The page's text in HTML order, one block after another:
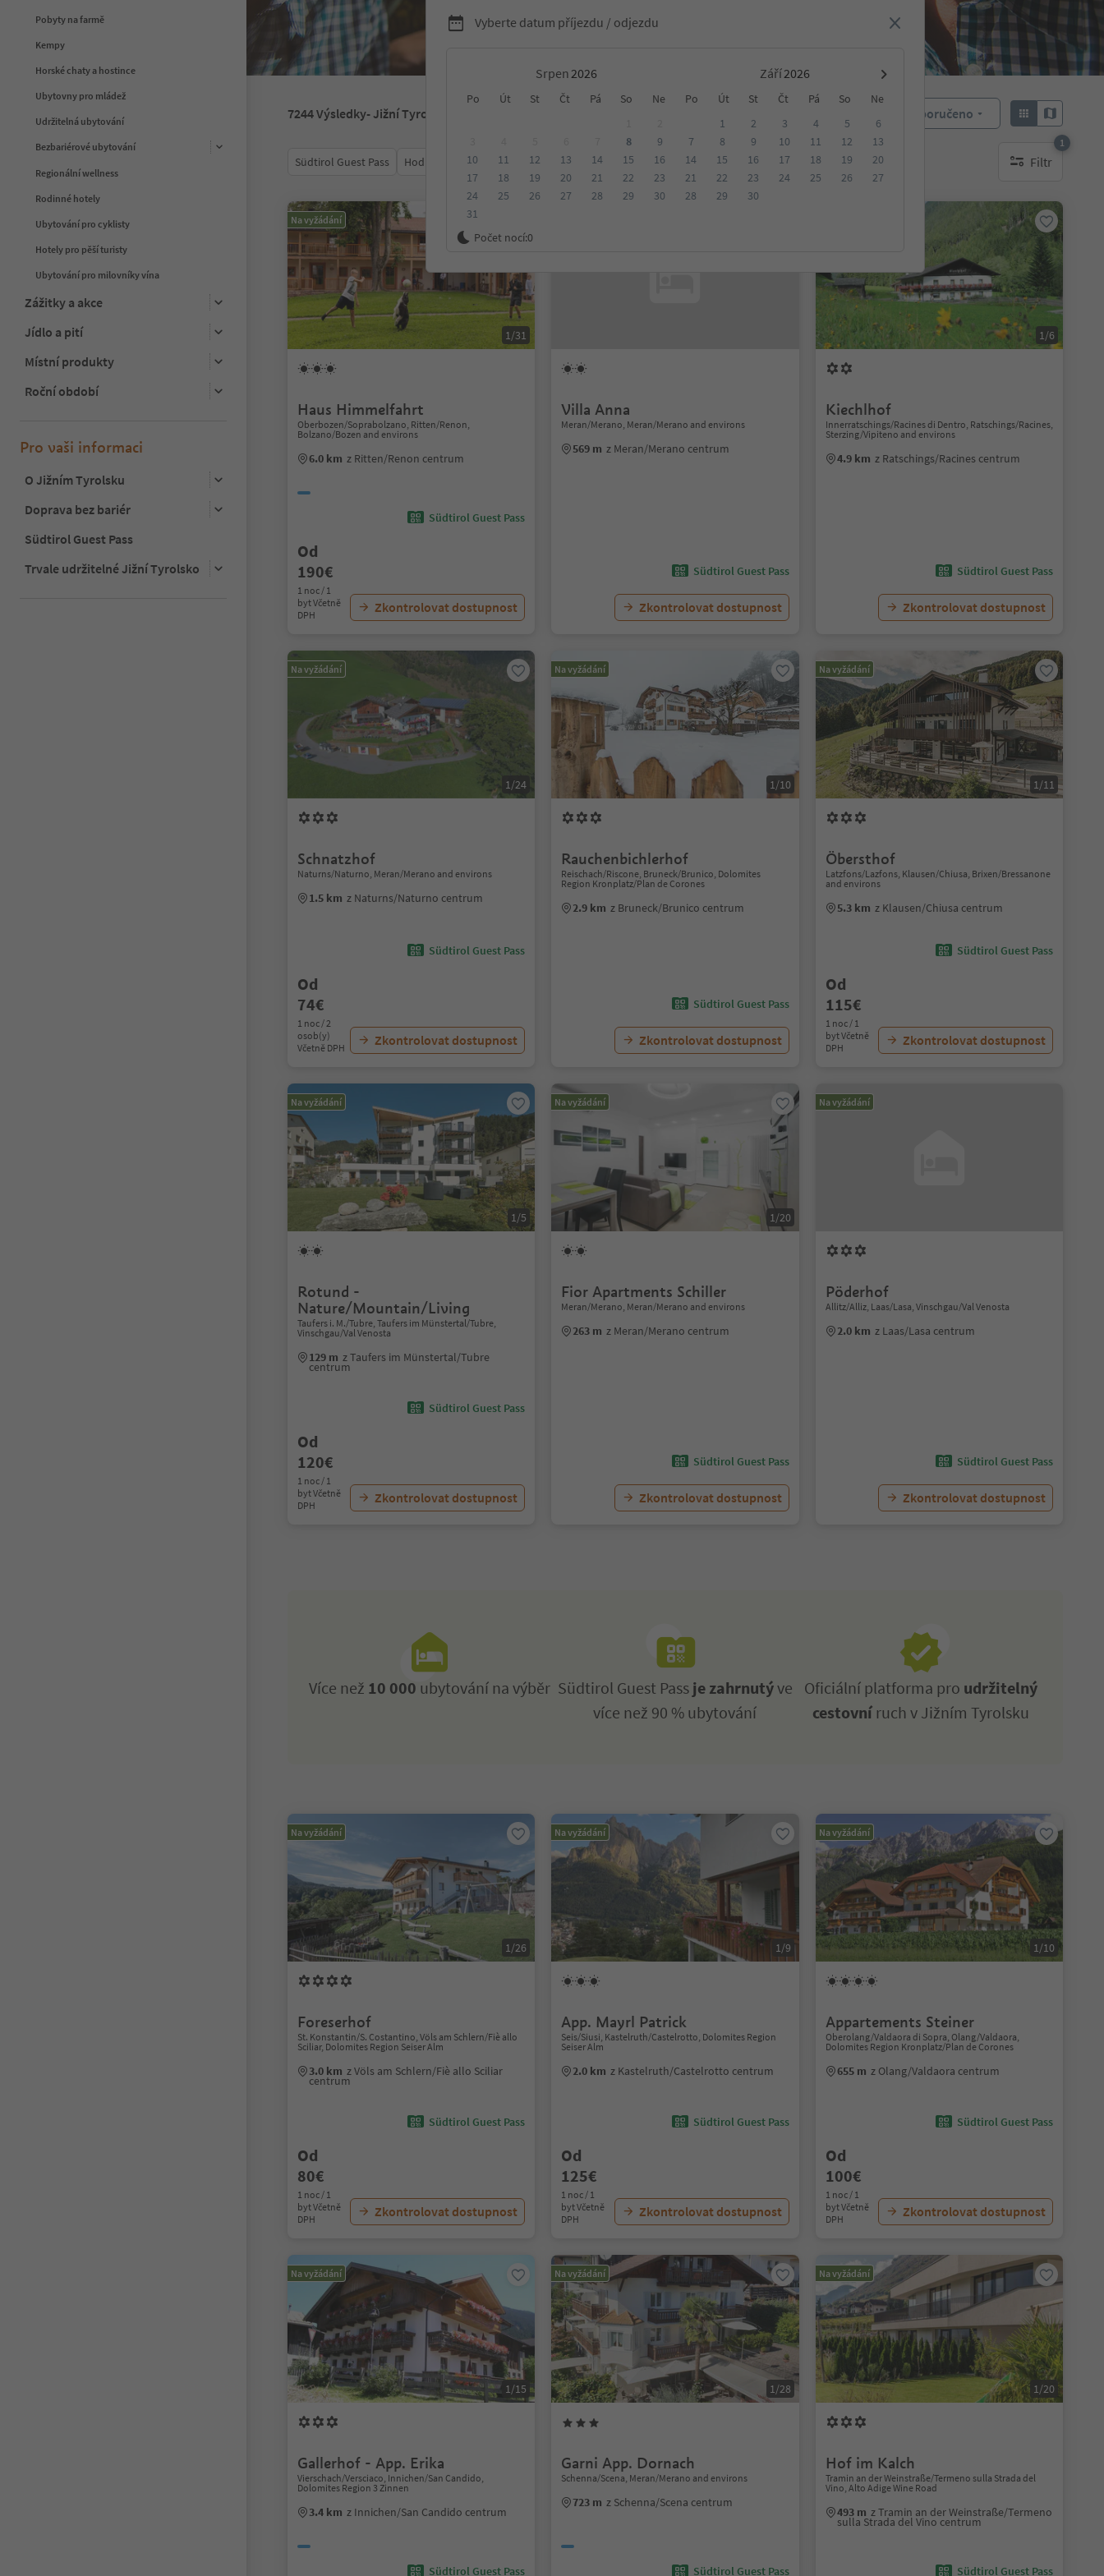
Pobyty na farmě
Kempy
Horské chaty a hostince
Ubytovny pro mládež
Udržitelná ubytování
Bezbariérové ubytování
Regionální wellness
Rodinné hotely
Ubytování pro cyklisty
Hotely pro pěší turisty
Ubytování pro milovníky vína
Zážitky a akce
Jídlo a pití
Místní produkty
Roční období
Pro vaši informaci
O Jižním Tyrolsku
Doprava bez bariér
Südtirol Guest Pass
Trvale udržitelné Jižní Tyrolsko
Vyberte datum příjezdu / odjezdu
Srpen Září
Po Út St Čt Pá So Ne Po Út St Čt Pá So
Ne
8
9
10
11 12 13 14 15
16
17
18 19 20 21 22
23
24
25 26 27 28 29
30
31
1 2 3 4 5
6
7
8 9 10 11 12
13
14
15 16 17 18 19
20
21
22 23 24 25 26
27
28
29 30
Počet nocí:0
7244Výsledky- Jižní Tyrolsko Doporučeno
Südtirol Guest Pass Hodnocení Kategorie Zpracovává Udržitelné ubytování Filtr
1
1 aktywny filtr
Na vyžádání
1/31
Haus Himmelfahrt
Oberbozen/Soprabolzano, Ritten/Renon,
Bolzano/Bozen and environs
6.0 km z Ritten/Renon centrum
Südtirol Guest Pass
Od
190€
1 noc / 1
byt Včetně
DPH
Zkontrolovat dostupnost
Villa Anna
Meran/Merano, Meran/Merano and environs
569 m z Meran/Merano centrum
Südtirol Guest Pass
Zkontrolovat dostupnost
1/6
Kiechlhof
Innerratschings/Racines di Dentro, Ratschings/Racines,
Sterzing/Vipiteno and environs
4.9 km z Ratschings/Racines centrum
Südtirol Guest Pass
Zkontrolovat dostupnost
Na vyžádání
1/24
Schnatzhof
Naturns/Naturno, Meran/Merano and environs
1.5 km z Naturns/Naturno centrum
Südtirol Guest Pass
Od
74€
1 noc / 2
osob(y)
Včetně DPH
Zkontrolovat dostupnost
Na vyžádání
1/10
Rauchenbichlerhof
Reischach/Riscone, Bruneck/Brunico, Dolomites
Region Kronplatz/Plan de Corones
2.9 km z Bruneck/Brunico centrum
Südtirol Guest Pass
Zkontrolovat dostupnost
Na vyžádání
1/11
Öbersthof
Latzfons/Lazfons, Klausen/Chiusa, Brixen/Bressanone
and environs
5.3 km z Klausen/Chiusa centrum
Südtirol Guest Pass
Od
115€
1 noc / 1
byt Včetně
DPH
Zkontrolovat dostupnost
Na vyžádání
1/5
Rotund -
Nature/Mountain/Living
Taufers i. M./Tubre, Taufers im Münstertal/Tubre,
Vinschgau/Val Venosta
129 m z Taufers im Münstertal/Tubre
centrum
Südtirol Guest Pass
Od
120€
1 noc / 1
byt Včetně
DPH
Zkontrolovat dostupnost
Na vyžádání
1/20
Fior Apartments Schiller
Meran/Merano, Meran/Merano and environs
263 m z Meran/Merano centrum
Südtirol Guest Pass
Zkontrolovat dostupnost
Na vyžádání
Pöderhof
Allitz/Alliz, Laas/Lasa, Vinschgau/Val Venosta
2.0 km z Laas/Lasa centrum
Südtirol Guest Pass
Zkontrolovat dostupnost
Více než 10 000 ubytování na výběr Südtirol Guest Passje zahrnutýve
více než 90 % ubytování
Oficiální platforma pro udržitelný
cestovníruch v Jižním Tyrolsku
Na vyžádání
1/26
Foreserhof
St. Konstantin/S. Costantino, Völs am Schlern/Fiè allo
Sciliar, Dolomites Region Seiser Alm
3.0 km z Völs am Schlern/Fiè allo Sciliar
centrum
Südtirol Guest Pass
Od
80€
1 noc / 1
byt Včetně
DPH
Zkontrolovat dostupnost
Na vyžádání
1/9
App. Mayrl Patrick
Seis/Siusi, Kastelruth/Castelrotto, Dolomites Region
Seiser Alm
2.0 km z Kastelruth/Castelrotto centrum
Südtirol Guest Pass
Od
125€
1 noc / 1
byt Včetně
DPH
Zkontrolovat dostupnost
Na vyžádání
1/10
Appartements Steiner
Oberolang/Valdaora di Sopra, Olang/Valdaora,
Dolomites Region Kronplatz/Plan de Corones
655 m z Olang/Valdaora centrum
Südtirol Guest Pass
Od
100€
1 noc / 1
byt Včetně
DPH
Zkontrolovat dostupnost
Na vyžádání
1/15
Gallerhof - App. Erika
Vierschach/Versciaco, Innichen/San Candido,
Dolomites Region 3 Zinnen
3.4 km z Innichen/San Candido centrum
Südtirol Guest Pass
Na vyžádání
1/28
Garni App. Dornach
Schenna/Scena, Meran/Merano and environs
723 m z Schenna/Scena centrum
Südtirol Guest Pass
Na vyžádání
1/20
Hof im Kalch
Tramin an der Weinstraße/Termeno sulla Strada del
Vino, Alto Adige Wine Road
493 m z Tramin an der Weinstraße/Termeno
sulla Strada del Vino centrum
Südtirol Guest Pass